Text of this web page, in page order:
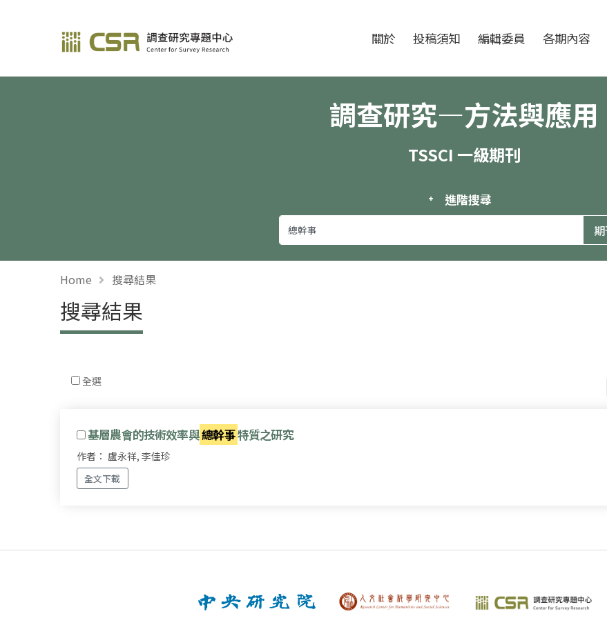
調查研究—方法與應用期刊 關於 投稿須知 編輯委員 各期內容
調查研究—方法與應用
TSSCI 一級期刊
進階搜尋
Home 搜尋結果
搜尋結果
全選
基層農會的技術效率與總幹事特質之研究
作者： 盧永祥, 李佳珍
全文下載